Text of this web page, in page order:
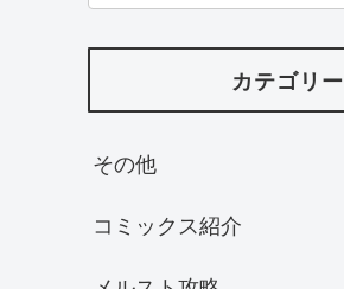
カテゴリー
その他
コミックス紹介